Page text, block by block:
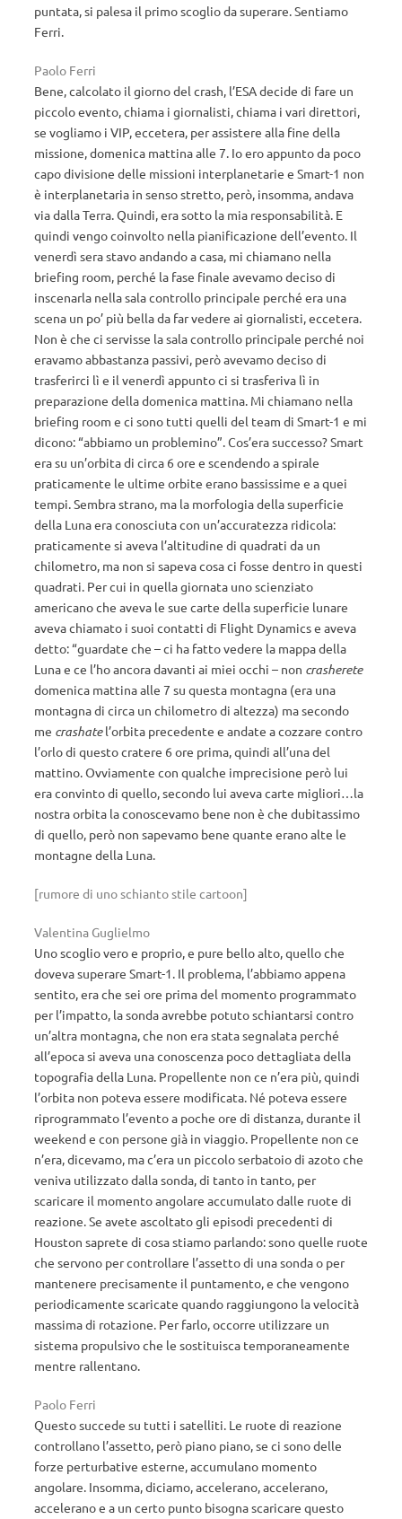
puntata, si palesa il primo scoglio da superare. Sentiamo
Ferri.
Paolo Ferri
Bene, calcolato il giorno del crash, l’ESA decide di fare un
piccolo evento, chiama i giornalisti, chiama i vari direttori,
se vogliamo i VIP, eccetera, per assistere alla fine della
missione, domenica mattina alle 7. Io ero appunto da poco
capo divisione delle missioni interplanetarie e Smart-1 non
è interplanetaria in senso stretto, però, insomma, andava
via dalla Terra. Quindi, era sotto la mia responsabilità. E
quindi vengo coinvolto nella pianificazione dell’evento. Il
venerdì sera stavo andando a casa, mi chiamano nella
briefing room, perché la fase finale avevamo deciso di
inscenarla nella sala controllo principale perché era una
scena un po’ più bella da far vedere ai giornalisti, eccetera.
Non è che ci servisse la sala controllo principale perché noi
eravamo abbastanza passivi, però avevamo deciso di
trasferirci lì e il venerdì appunto ci si trasferiva lì in
preparazione della domenica mattina. Mi chiamano nella
briefing room e ci sono tutti quelli del team di Smart-1 e mi
dicono: “abbiamo un problemino”. Cos’era successo? Smart
era su un’orbita di circa 6 ore e scendendo a spirale
praticamente le ultime orbite erano bassissime e a quei
tempi. Sembra strano, ma la morfologia della superficie
della Luna era conosciuta con un’accuratezza ridicola:
praticamente si aveva l’altitudine di quadrati da un
chilometro, ma non si sapeva cosa ci fosse dentro in questi
quadrati. Per cui in quella giornata uno scienziato
americano che aveva le sue carte della superficie lunare
aveva chiamato i suoi contatti di Flight Dynamics e aveva
detto: “guardate che – ci ha fatto vedere la mappa della
Luna e ce l’ho ancora davanti ai miei occhi – non crasherete
domenica mattina alle 7 su questa montagna (era una
montagna di circa un chilometro di altezza) ma secondo
me crashatel’orbita precedente e andate a cozzare contro
l’orlo di questo cratere 6 ore prima, quindi all’una del
mattino. Ovviamente con qualche imprecisione però lui
era convinto di quello, secondo lui aveva carte migliori…la
nostra orbita la conoscevamo bene non è che dubitassimo
di quello, però non sapevamo bene quante erano alte le
montagne della Luna.
[rumore di uno schianto stile cartoon]
Valentina Guglielmo
Uno scoglio vero e proprio, e pure bello alto, quello che
doveva superare Smart-1. Il problema, l’abbiamo appena
sentito, era che sei ore prima del momento programmato
per l’impatto, la sonda avrebbe potuto schiantarsi contro
un’altra montagna, che non era stata segnalata perché
all’epoca si aveva una conoscenza poco dettagliata della
topografia della Luna. Propellente non ce n’era più, quindi
l’orbita non poteva essere modificata. Né poteva essere
riprogrammato l’evento a poche ore di distanza, durante il
weekend e con persone già in viaggio. Propellente non ce
n’era, dicevamo, ma c’era un piccolo serbatoio di azoto che
veniva utilizzato dalla sonda, di tanto in tanto, per
scaricare il momento angolare accumulato dalle ruote di
reazione. Se avete ascoltato gli episodi precedenti di
Houston saprete di cosa stiamo parlando: sono quelle ruote
che servono per controllare l’assetto di una sonda o per
mantenere precisamente il puntamento, e che vengono
periodicamente scaricate quando raggiungono la velocità
massima di rotazione. Per farlo, occorre utilizzare un
sistema propulsivo che le sostituisca temporaneamente
mentre rallentano.
Paolo Ferri
Questo succede su tutti i satelliti. Le ruote di reazione
controllano l’assetto, però piano piano, se ci sono delle
forze perturbative esterne, accumulano momento
angolare. Insomma, diciamo, accelerano, accelerano,
accelerano e a un certo punto bisogna scaricare questo